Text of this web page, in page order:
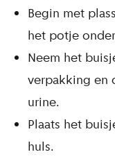
Begin met
het potje
Neem het
verpakking en
urine.
Plaats het
huls.